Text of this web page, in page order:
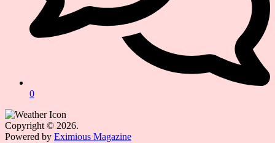
0
Copyright © 2026.
Powered by Eximious Magazine